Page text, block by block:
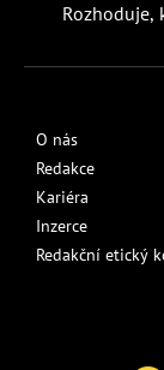
Rozhoduje,
O nás
Redakce
Kariéra
Inzerce
Redakční etický